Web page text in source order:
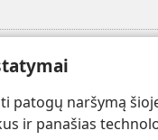
patogų naršymą
ir panašias
BIBLIOTEKA